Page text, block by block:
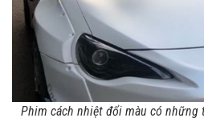
Phim cách nhiệt đổi màu có